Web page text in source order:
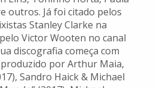
outros. Já foi citado pelos
Stanley Clarke na
Victor Wooten no canal
discografia começa com
produzido por Arthur Maia,
Sandro Haick & Michael